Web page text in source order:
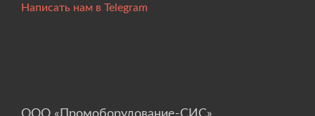
Написать нам в Telegram